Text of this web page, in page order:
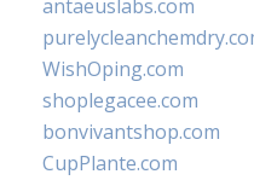
antaeuslabs.com
WishOping.com
shoplegacee.com
bonvivantshop.com
CupPlante.com